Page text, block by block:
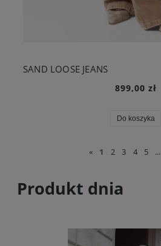
SAND LOOSE JEANS
899,00 zł
Do koszyka
« 1 2 3 4 5 ...
Produkt dnia